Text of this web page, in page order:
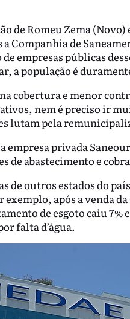
de Romeu Zema
Companhia de
empresas públicas
a população é
cobertura e menor
nem é preciso ir
lutam pela
empresa privada
de abastecimento e
de outros estados do
após a venda
de esgoto caiu 7%
falta d’água.